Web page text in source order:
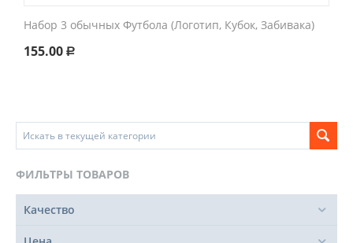
Набор 3 обычных Футбола (Логотип, Кубок, Забивака)
155.00 Р
ФИЛЬТРЫ ТОВАРОВ
Качество